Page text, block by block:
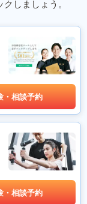
しましょう。
・相談予約
・相談予約